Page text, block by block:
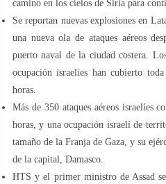
camino en los cielos de Siria para
Se reportan nuevas explosiones en
una nueva ola de ataques aéreos
puerto naval de la ciudad costera.
ocupación israelíes han cubierto
horas.
Más de 350 ataques aéreos israelíes
horas, y una ocupación israelí de
tamaño de la Franja de Gaza, y su
de la capital, Damasco.
HTS y el primer ministro de Assad